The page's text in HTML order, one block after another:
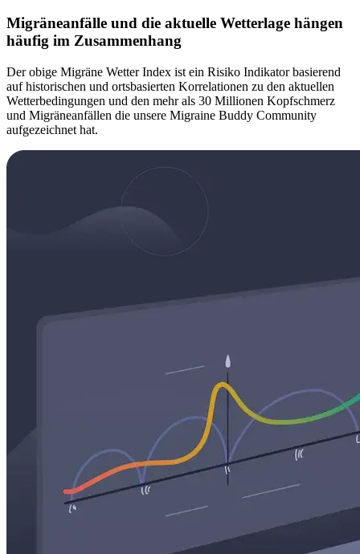
Migräneanfälle und die aktuelle Wetterlage hängen
häufig im Zusammenhang
Der obige Migräne Wetter Index ist ein Risiko Indikator basierend
auf historischen und ortsbasierten Korrelationen zu den aktuellen
Wetterbedingungen und den mehr als 30 Millionen Kopfschmerz
und Migräneanfällen die unsere Migraine Buddy Community
aufgezeichnet hat.